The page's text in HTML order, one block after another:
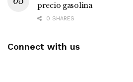
precio gasolina
0 SHARES
Connect with us